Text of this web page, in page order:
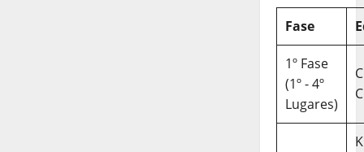
Fase
1º Fase
(1º - 4º
Lugares)
C